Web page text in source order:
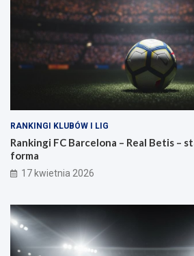
RANKINGI KLUBÓW I LIG
Rankingi FC Barcelona – Real Betis –
forma
17 kwietnia 2026